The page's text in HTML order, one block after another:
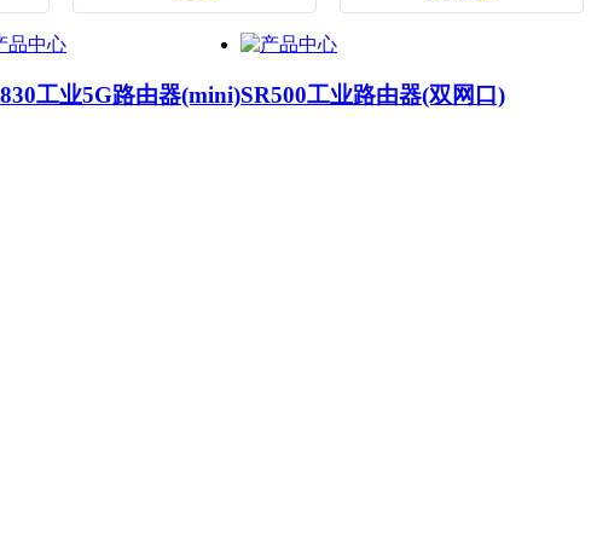
工业5G路由器(mini)SR500工业路由器(双网口)